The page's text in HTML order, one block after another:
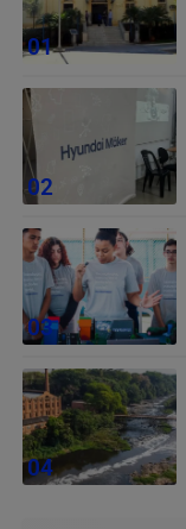
01
02
03
04